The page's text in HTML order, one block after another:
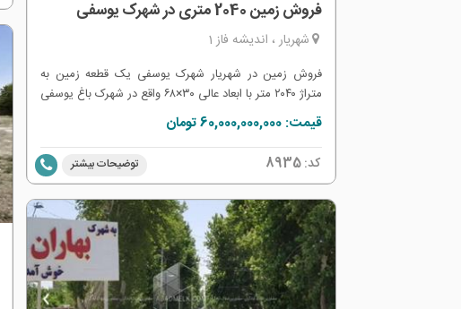
فروش زمین 2040 متری در شهرک یوسفی
شهریار ، اندیشه فاز 1
فروش زمین در شهریار شهرک یوسفی یک قطعه زمین به
متراژ ۲۰۴۰ متر با ابعاد عالی ۳۰×۶۸ واقع در شهرک باغ یوسفی
انشعابات کامل شهری آب برق و گاز و چاه آب اختصاصی
دو گیت ورودی و نگهبانی 24 ساعته دارای سند شش دانگ
عرصه و اعیان انتقال قطعی به نام خریدار
قیمت: 60,000,000,000 تومان
کد:8935 توضیحات بیشتر